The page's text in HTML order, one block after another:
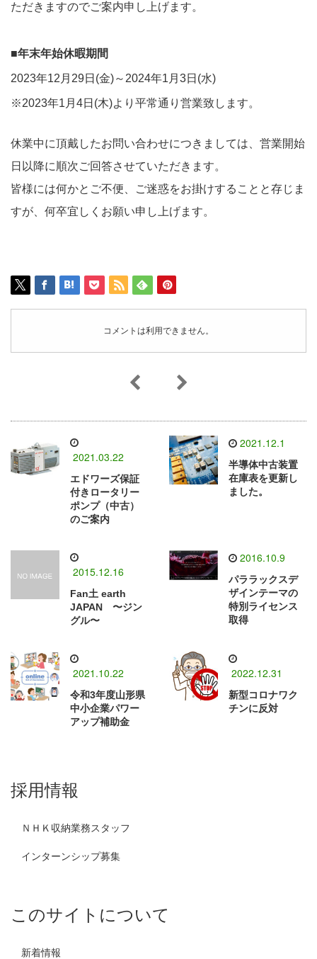
ただきますのでご案内申し上げます。
■年末年始休暇期間
2023年12月29日(金)～2024年1月3日(水)
※2023年1月4日(木)より平常通り営業致します。
休業中に頂戴したお問い合わせにつきましては、営業開始
日以降に順次ご回答させていただきます。
皆様には何かとご不便、ご迷惑をお掛けすることと存じま
すが、何卒宜しくお願い申し上げます。
コメントは利用できません。
2021.03.22
エドワーズ保証
付きロータリー
ポンプ（中古）
のご案内
2021.12.1
半導体中古装置
在庫表を更新し
ました。
2015.12.16
Fan土 earth
JAPAN 〜ジン
グル〜
2016.10.9
パララックスデ
ザインテーマの
特別ライセンス
取得
2021.10.22
令和3年度山形県
中小企業パワー
アップ補助金
2022.12.31
新型コロナワク
チンに反対
採用情報
ＮＨＫ収納業務スタッフ
インターンシップ募集
このサイトについて
新着情報